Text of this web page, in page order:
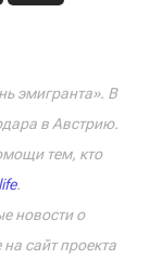
эмигранта». В
в Австрию.
тем, кто
.
новости о
сайт проекта